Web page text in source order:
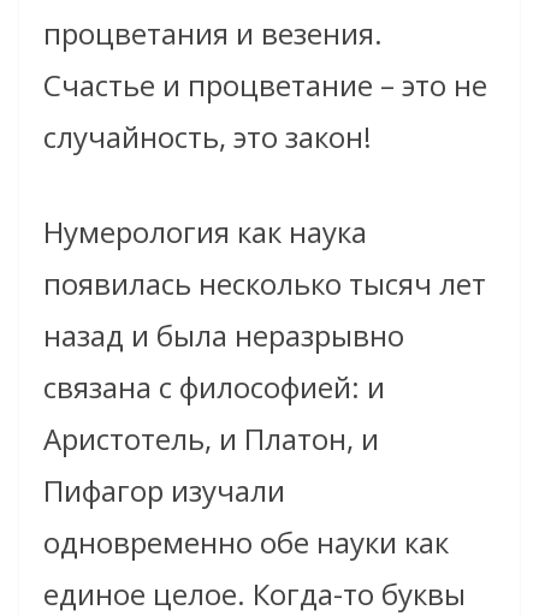
процветания и везения.
Счастье и процветание – это не
случайность, это закон!
Нумерология как наука
появилась несколько тысяч лет
назад и была неразрывно
связана с философией: и
Аристотель, и Платон, и
Пифагор изучали
одновременно обе науки как
единое целое. Когда-то буквы